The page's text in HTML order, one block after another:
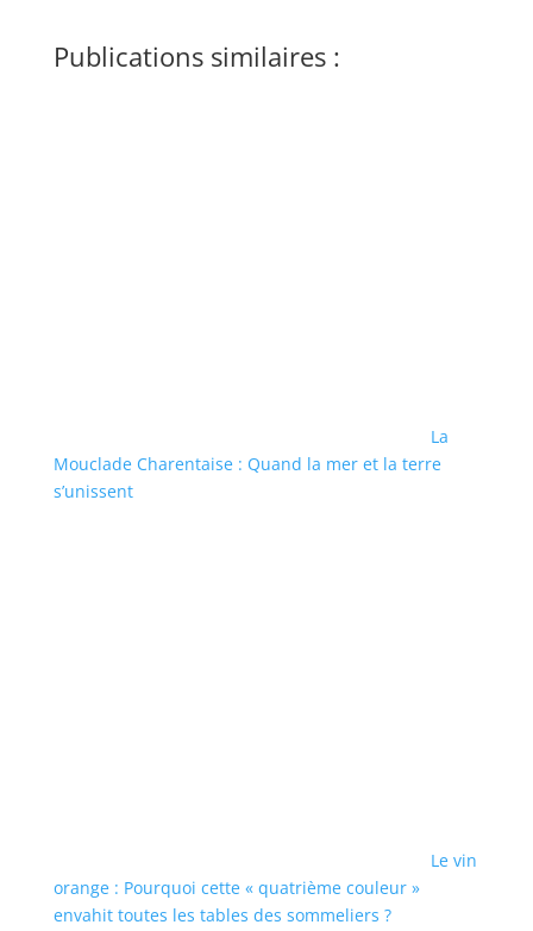
Publications similaires :
La
Mouclade Charentaise : Quand la mer et la terre
s’unissent
Le vin
orange : Pourquoi cette « quatrième couleur »
envahit toutes les tables des sommeliers ?